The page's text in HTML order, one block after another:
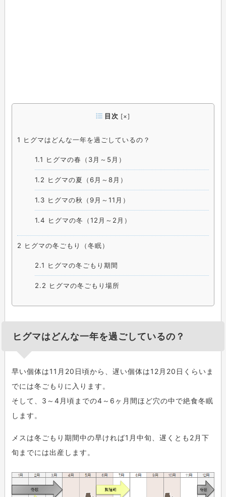
目次 [×]
1 ヒグマはどんな一年を過ごしているの？
1.1 ヒグマの春（3月～5月）
1.2 ヒグマの夏（6月～8月）
1.3 ヒグマの秋（9月～11月）
1.4 ヒグマの冬（12月～2月）
2 ヒグマの冬ごもり（冬眠）
2.1 ヒグマの冬ごもり期間
2.2 ヒグマの冬ごもり場所
ヒグマはどんな一年を過ごしているの？
早い個体は11月20日頃から、遅い個体は12月20日くらいま
でには冬ごもりに入ります。
そして、3～4月頃までの4～6ヶ月間ほど穴の中で絶食冬眠
します。
メスは冬ごもり期間中の早ければ1月中旬、遅くとも2月下
旬までには出産します。